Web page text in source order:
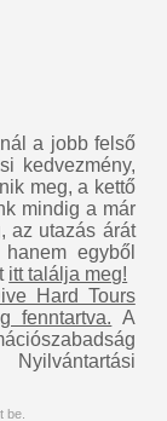
a jobb felső
kedvezmény,
meg, a kettő
mindig a már
az utazás árát
egyből
itt találja meg!
Hard Tours
fenntartva. A
be.